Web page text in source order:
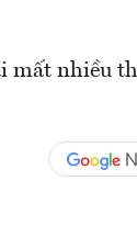
mất nhiều